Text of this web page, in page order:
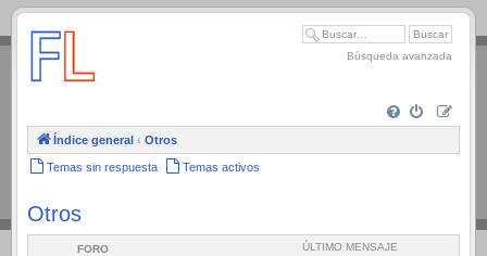
.
Búsqueda avanzada
Índice general ‹ Otros
Temas sin respuesta Temas activos
Otros
FORO ÚLTIMO MENSAJE